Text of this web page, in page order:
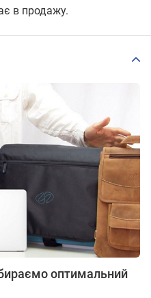
в продажу.
оптимальний